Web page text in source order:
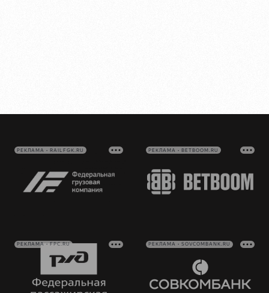
РЕКЛАМА • RAILFGK.RU РЕКЛАМА • BETBOOM.RU
РЕКЛАМА • FPC.RU РЕКЛАМА • SOVCOMBANK.RU